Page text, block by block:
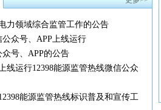
力领域综合监管工作的公告
众号、APP上线运行
号、APP的公告
线运行12398能源监管热线微信公众
能源监管热线标识普及和宣传工